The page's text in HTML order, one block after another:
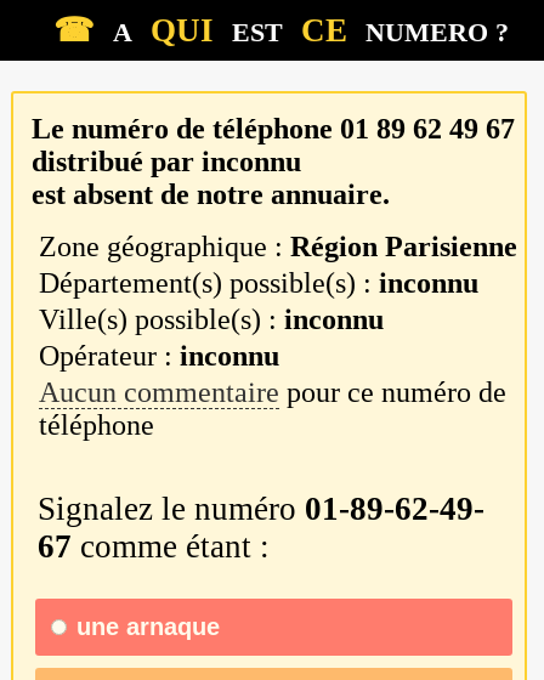
☎ A QUI EST CE NUMERO ?
Le numéro de téléphone 01 89 62 49 67
distribué par inconnu
est absent de notre annuaire.
Zone géographique :Région Parisienne
Département(s) possible(s) :inconnu
Ville(s) possible(s) :inconnu
Opérateur :inconnu
Aucun commentaire pour ce numéro de
téléphone
Signalez le numéro 01-89-62-49-
67 comme étant :
une arnaque